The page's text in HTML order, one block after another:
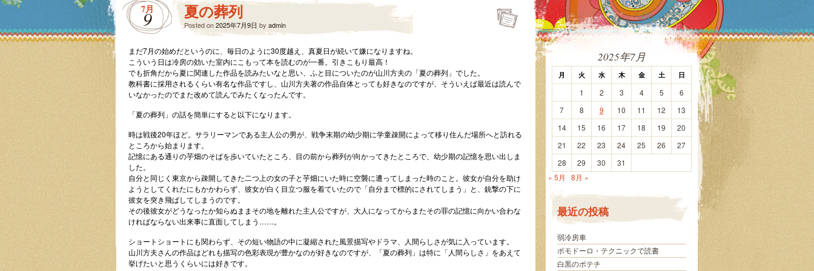
7月
9 夏の葬列
Posted on2025年7月9日 by admin
まだ7月の始めだというのに、毎日のように30度越え、真夏日が続いて嫌になりますね。
こういう日は冷房の効いた室内にこもって本を読むのが一番。引きこもり最高！
でも折角だから夏に関連した作品を読みたいなと思い、ふと目についたのが山川方夫の「夏の葬列」でした。
教科書に採用されるくらい有名な作品ですし、山川方夫著の作品自体とっても好きなのですが、そういえば最近は読んで
いなかったのでまた改めて読んでみたくなったんです。
「夏の葬列」の話を簡単にすると以下になります。
時は戦後20年ほど。サラリーマンである主人公の男が、戦争末期の幼少期に学童疎開によって移り住んだ場所へと訪れる
ところから始まります。
記憶にある通りの芋畑のそばを歩いていたところ、目の前から葬列が向かってきたところで、幼少期の記憶を思い出しま
した。
自分と同じく東京から疎開してきた二つ上の女の子と芋畑にいた時に空襲に遭ってしまった時のこと。彼女が自分を助け
ようとしてくれたにもかかわらず、彼女が白く目立つ服を着ていたので「自分まで標的にされてしまう」と、銃撃の下に
彼女を突き飛ばしてしまうのです。
その後彼女がどうなったか知らぬままその地を離れた主人公ですが、大人になってからまたその罪の記憶に向かい合わな
ければならない出来事に直面してしまう……。
ショートショートにも関わらず、その短い物語の中に凝縮された風景描写やドラマ、人間らしさが気に入っています。
山川方夫さんの作品はどれも描写の色彩表現が豊かなのが好きなのですが、「夏の葬列」は特に「人間らしさ」をあえて
挙げたいと思うくらいには好きです。
2025年7月
月 火 水 木 金 土 日
1 2 3 4 5
6
7
8 9 10 11 12
13
14
15 16 17 18 19
20
21
22 23 24 25 26
27
28
29 30
31
« 5月
8月 »
最近の投稿
弱冷房車
ポモドーロ・テクニックで読書
白黒のポテチ